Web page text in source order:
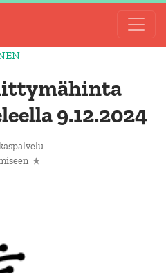
9.12.2024